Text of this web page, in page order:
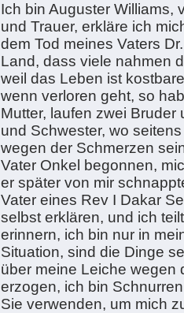
Ich bin Auguster Williams,
und Trauer, erkläre ich
dem Tod meines Vaters
Land, dass viele nahmen
weil das Leben ist
wenn verloren geht, so
Mutter, laufen zwei
und Schwester, wo
wegen der Schmerzen
Vater Onkel begonnen,
er später von mir
Vater eines Rev I Dakar
selbst erklären, und ich
erinnern, ich bin nur in
Situation, sind die Dinge
über meine Leiche wegen
erzogen, ich bin
Sie verwenden, um mich